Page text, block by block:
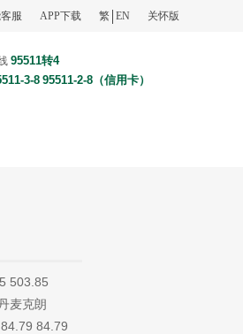
服 APP下载 繁 EN 关怀版
95511转4
3-8 95511-2-8（信用卡）
503.85
麦克朗
84.79